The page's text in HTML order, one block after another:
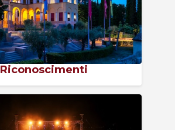
Riconoscimenti